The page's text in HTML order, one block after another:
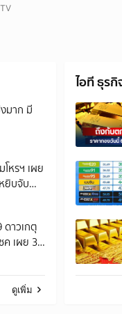
มาก มี
หรฯ เผย
ยิบจับ
หยิบจับ
าวเกตุ
ค เผย 3
ย์ รับ
ดูเพิ่ม
ไอที ธุรกิ